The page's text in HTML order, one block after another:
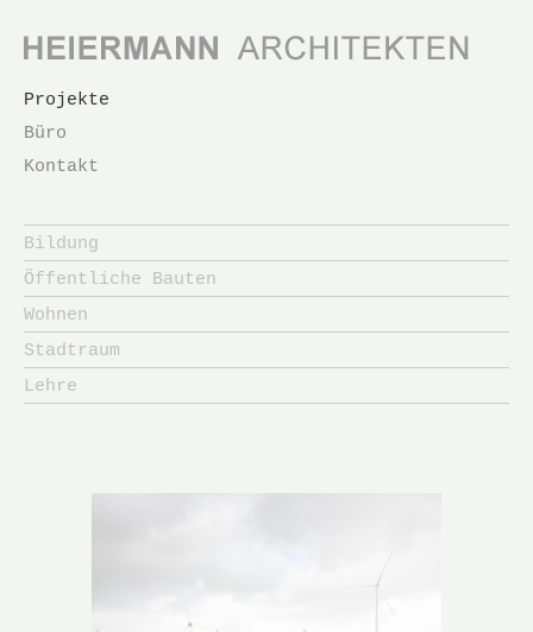
Navigation
überspringen
Projekte
Büro
Kontakt
Navigation
überspringen
Bildung
Öffentliche Bauten
Wohnen
Stadtraum
Lehre